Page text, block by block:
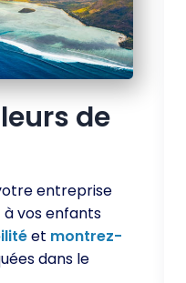
de
entreprise
à vos enfants
et montrez-
dans le